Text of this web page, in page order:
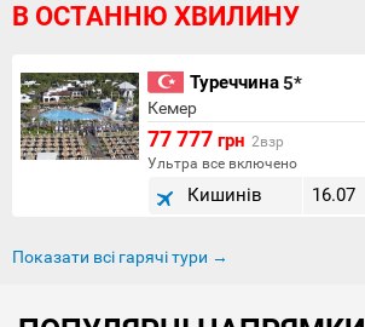
В ОСТАННЮ ХВИЛИНУ
Туреччина5*
Кемер
77 777 грн 2взр
Ультра все включено
Кишинів 16.07
Показати всі гарячі тури →